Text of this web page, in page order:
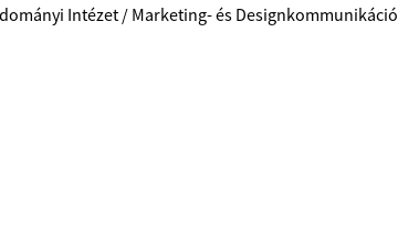
Intézet / Marketing- és Designkommunikáció